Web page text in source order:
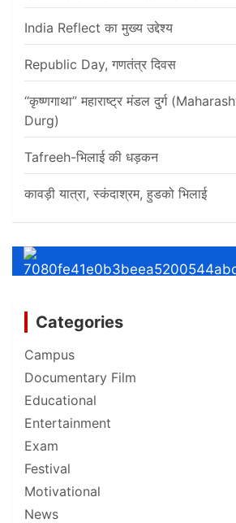
India Reflect का मुख्य उद्देश्य
Republic Day, गणतंत्र दिवस
“कृष्णगाथा” महाराष्ट्र मंडल दुर्ग
Durg)
Tafreeh-भिलाई की धड़कन
कावड़ी यात्रा, स्कंदाश्रम, हुडको भिलाई
Categories
Campus
Documentary Film
Educational
Entertainment
Exam
Festival
Motivational
News